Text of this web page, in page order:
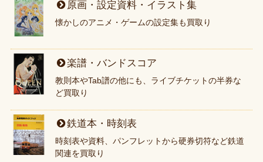
原画・設定資料・イラスト集
懐かしのアニメ・ゲームの設定集も買取り
楽譜・バンドスコア
教則本やTab譜の他にも、ライブチケットの半券な
ど買取り
鉄道本・時刻表
時刻表や資料、パンフレットから硬券切符など鉄道
関連を買取り